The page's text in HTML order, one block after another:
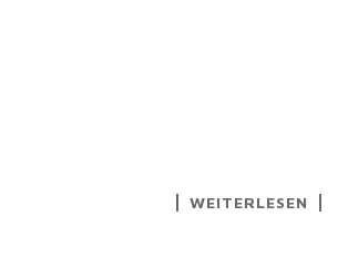
WEITERLESEN